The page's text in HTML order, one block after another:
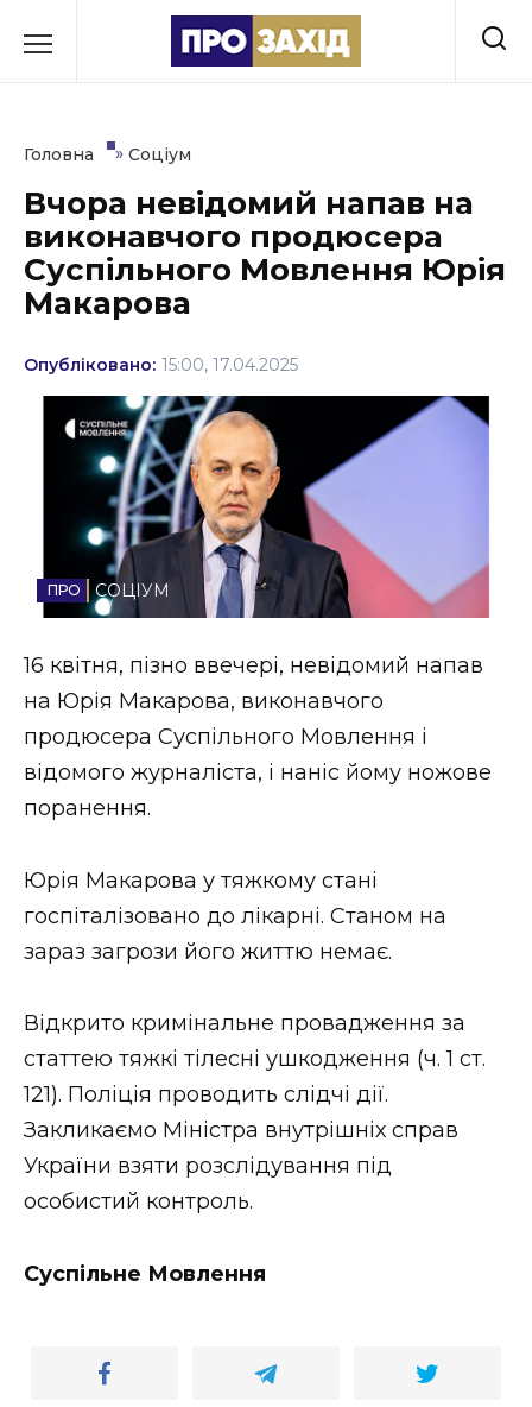
до
Культура
Освіта
Політика
Соціум
Спорт
Стиль життя
Втрачений Ужгород
Втрачений Ужгород (відеоверсія)
ЗАКАРПАТСЬКІ НОВИНИ
НОВИНИ ЗАХІДНОЇ УКРАЇНИ
Головна » Соціум
Вчора невідомий напав на
виконавчого продюсера
Суспільного Мовлення Юрія
Макарова
Опубліковано: 15:00, 17.04.2025
СОЦІУМ
16 квітня, пізно ввечері, невідомий напав
на Юрія Макарова, виконавчого
продюсера Суспільного Мовлення і
відомого журналіста, і наніс йому ножове
поранення.
Юрія Макарова у тяжкому стані
госпіталізовано до лікарні. Станом на
зараз загрози його життю немає.
Відкрито кримінальне провадження за
статтею тяжкі тілесні ушкодження (ч. 1 ст.
121). Поліція проводить слідчі дії.
Закликаємо Міністра внутрішніх справ
України взяти розслідування під
особистий контроль.
Суспільне Мовлення